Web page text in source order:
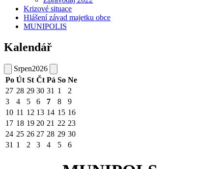
Krizové situace
Hlášení závad majetku obce
MUNIPOLIS
Kalendář
Srpen2026
Po Út St Čt Pá So Ne
27 28 29 30 31 1
2
3
4 5 6 7 8
9
10 11 12 13 14 15 16
17 18 19 20 21 22 23
24 25 26 27 28 29 30
31 1 2 3 4 5 6